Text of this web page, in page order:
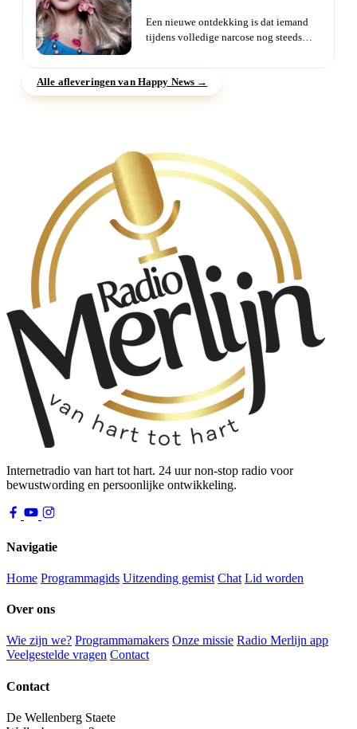
Een nieuwe ontdekking is dat iemand
tijdens volledige narcose nog steeds
Alle afleveringen van Happy News →
Internetradio van hart tot hart. 24 uur non-stop radio voor
bewustwording en persoonlijke ontwikkeling.
Navigatie
Home Programmagids Uitzending gemist Chat Lid worden
Over ons
Wie zijn we? Programmamakers Onze missie Radio Merlijn app
Veelgestelde vragen Contact
Contact
De Wellenberg Staete